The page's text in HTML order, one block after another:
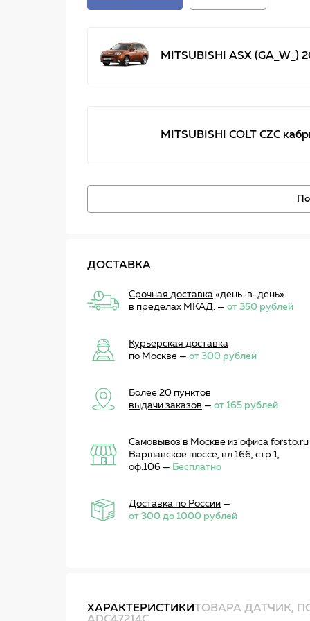
MITSUBISHI ASX (GA_W_)
MITSUBISHI COLT CZC
ДОСТАВКА
Срочная доставка «день-в-день»
в пределах МКАД. — от 350 рублей
Курьерская доставка
по Москве — от 300 рублей
Более 20 пунктов
выдачи заказов — от 165 рублей
Самовывоз в Москве из офиса forsto.ru
Варшавское шоссе, вл.166, стр.1,
оф.106 — Бесплатно
Доставка по России —
от 300 до 1000 рублей
ХАРАКТЕРИСТИКИТОВАРА ДАТЧИК,